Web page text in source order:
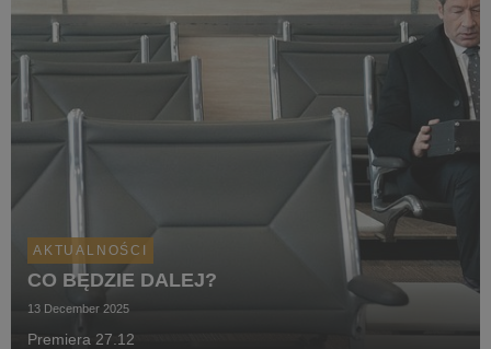
AKTUALNOŚCI
CO BĘDZIE DALEJ?
13 December 2025
Premiera 27.12